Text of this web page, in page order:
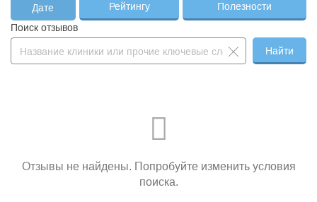
Дате Рейтингу
Полезности
Поиск отзывов
Найти
Отзывы не найдены. Попробуйте изменить условия
поиска.